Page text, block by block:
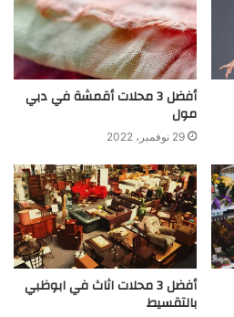
أفضل 3 محلات أقمشة في دبي
مول
29 نوفمبر، 2022
أفضل 3 محلات اثاث في ابوظبي
بالتقسيط